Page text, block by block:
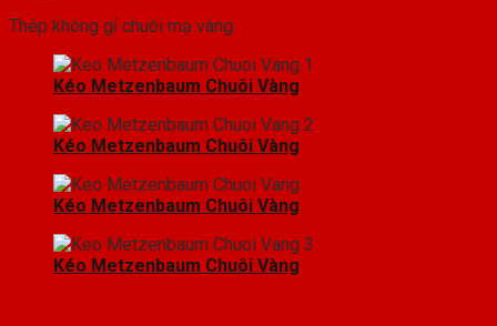
Thép không gỉ chuôi mạ vàng
Kéo Metzenbaum Chuôi Vàng
Kéo Metzenbaum Chuôi Vàng
Kéo Metzenbaum Chuôi Vàng
Kéo Metzenbaum Chuôi Vàng